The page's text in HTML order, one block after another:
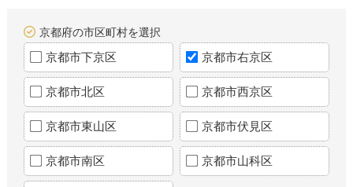
京都府の市区町村を選択
京都市下京区 京都市右京区
京都市北区 京都市西京区
京都市東山区 京都市伏見区
京都市南区 京都市山科区